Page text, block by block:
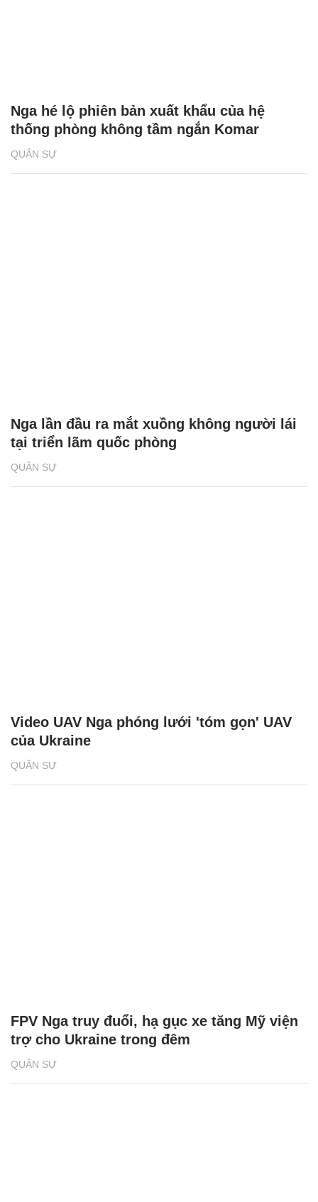
QUÂN SỰ
Nga hé lộ phiên bản xuất khẩu của hệ
thống phòng không tầm ngắn Komar
QUÂN SỰ
Nga lần đầu ra mắt xuồng không người lái
tại triển lãm quốc phòng
QUÂN SỰ
Video UAV Nga phóng lưới 'tóm gọn' UAV
của Ukraine
QUÂN SỰ
FPV Nga truy đuổi, hạ gục xe tăng Mỹ viện
trợ cho Ukraine trong đêm